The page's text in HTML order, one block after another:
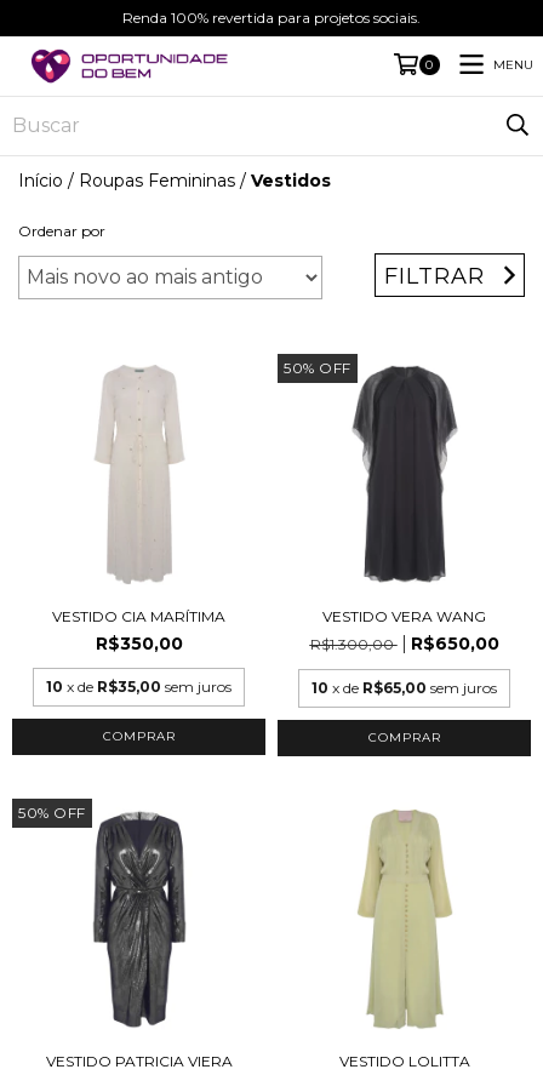
Renda 100% revertida para projetos sociais.
0 MENU
Início / Roupas Femininas / Vestidos
Ordenar por
FILTRAR
VESTIDO CIA MARÍTIMA
R$350,00
10 x de R$35,00 sem juros
COMPRAR
50% OFF
VESTIDO VERA WANG
R$1.300,00
R$650,00
10 x de R$65,00 sem juros
COMPRAR
50% OFF
VESTIDO PATRICIA VIERA
VESTIDO LOLITTA